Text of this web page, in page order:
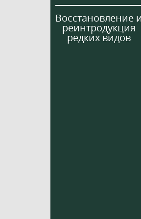
Восстановление
реинтродукция
редких видов